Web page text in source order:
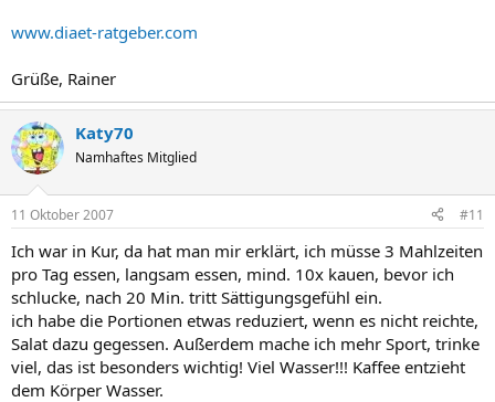
www.diaet-ratgeber.com
Grüße, Rainer
Katy70
Namhaftes Mitglied
11 Oktober 2007 #11
Ich war in Kur, da hat man mir erklärt, ich müsse 3 Mahlzeiten
pro Tag essen, langsam essen, mind. 10x kauen, bevor ich
schlucke, nach 20 Min. tritt Sättigungsgefühl ein.
ich habe die Portionen etwas reduziert, wenn es nicht reichte,
Salat dazu gegessen. Außerdem mache ich mehr Sport, trinke
viel, das ist besonders wichtig! Viel Wasser!!! Kaffee entzieht
dem Körper Wasser.